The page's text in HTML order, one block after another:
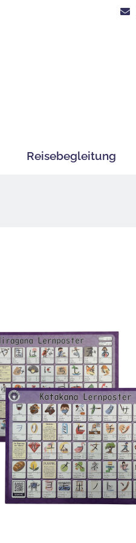
Reisebegleitung